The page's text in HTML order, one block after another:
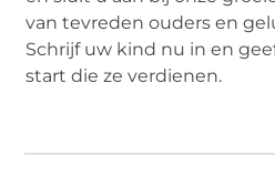
van tevreden ouders en
Schrijf uw kind nu in en
start die ze verdienen.